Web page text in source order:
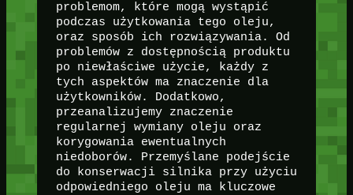
problemom, które mogą wystąpić
podczas użytkowania tego oleju,
oraz sposób ich rozwiązywania. Od
problemów z dostępnością produktu
po niewłaściwe użycie, każdy z
tych aspektów ma znaczenie dla
użytkowników. Dodatkowo,
przeanalizujemy znaczenie
regularnej wymiany oleju oraz
korygowania ewentualnych
niedoborów. Przemyślane podejście
do konserwacji silnika przy użyciu
odpowiedniego oleju ma kluczowe